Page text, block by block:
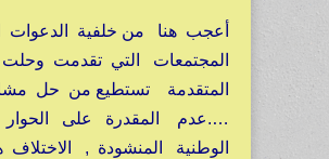
أعجب هنا من خلفية الدعوات
المجتمعات التي تقدمت وحلت
المتقدمة تستطيع من حل
….عدم المقدرة على الحوار
الوطنية المنشودة ,